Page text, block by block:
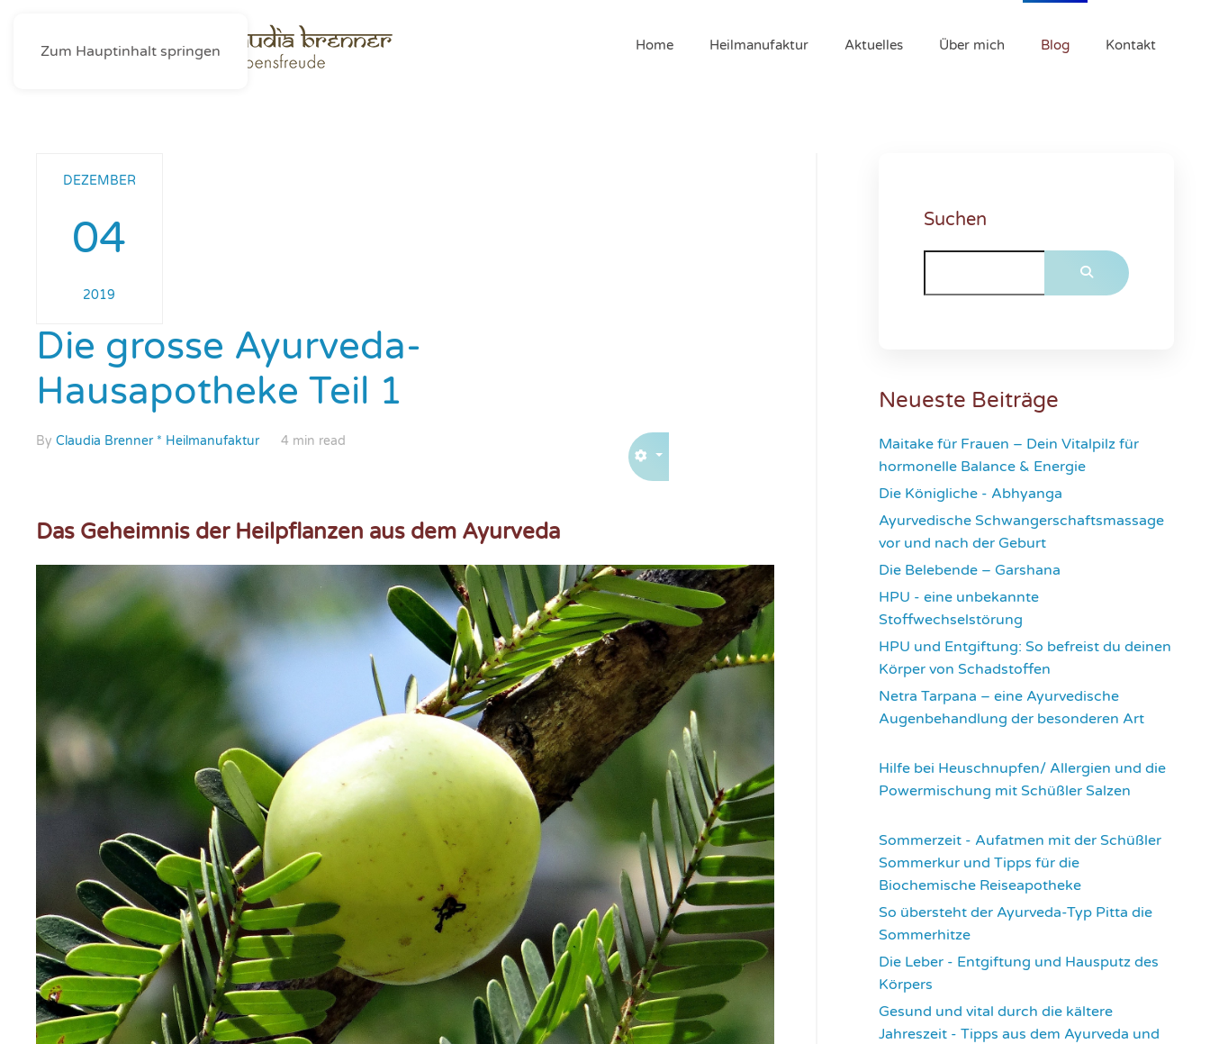
Zum Hauptinhalt springen Home Heilmanufaktur Aktuelles Über mich Blog Kontakt
DEZEMBER
04
2019
Die grosse Ayurveda-
Hausapotheke Teil 1
By Claudia Brenner * Heilmanufaktur 4 min read
Das Geheimnis der Heilpflanzen aus dem Ayurveda
Suchen
Neueste Beiträge
Maitake für Frauen – Dein Vitalpilz für
hormonelle Balance & Energie
Die Königliche - Abhyanga
Ayurvedische Schwangerschaftsmassage
vor und nach der Geburt
Die Belebende – Garshana
HPU - eine unbekannte
Stoffwechselstörung
HPU und Entgiftung: So befreist du deinen
Körper von Schadstoffen
Netra Tarpana – eine Ayurvedische
Augenbehandlung der besonderen Art
Hilfe bei Heuschnupfen/ Allergien und die
Powermischung mit Schüßler Salzen
Sommerzeit - Aufatmen mit der Schüßler
Sommerkur und Tipps für die
Biochemische Reiseapotheke
So übersteht der Ayurveda-Typ Pitta die
Sommerhitze
Die Leber - Entgiftung und Hausputz des
Körpers
Gesund und vital durch die kältere
Jahreszeit - Tipps aus dem Ayurveda und